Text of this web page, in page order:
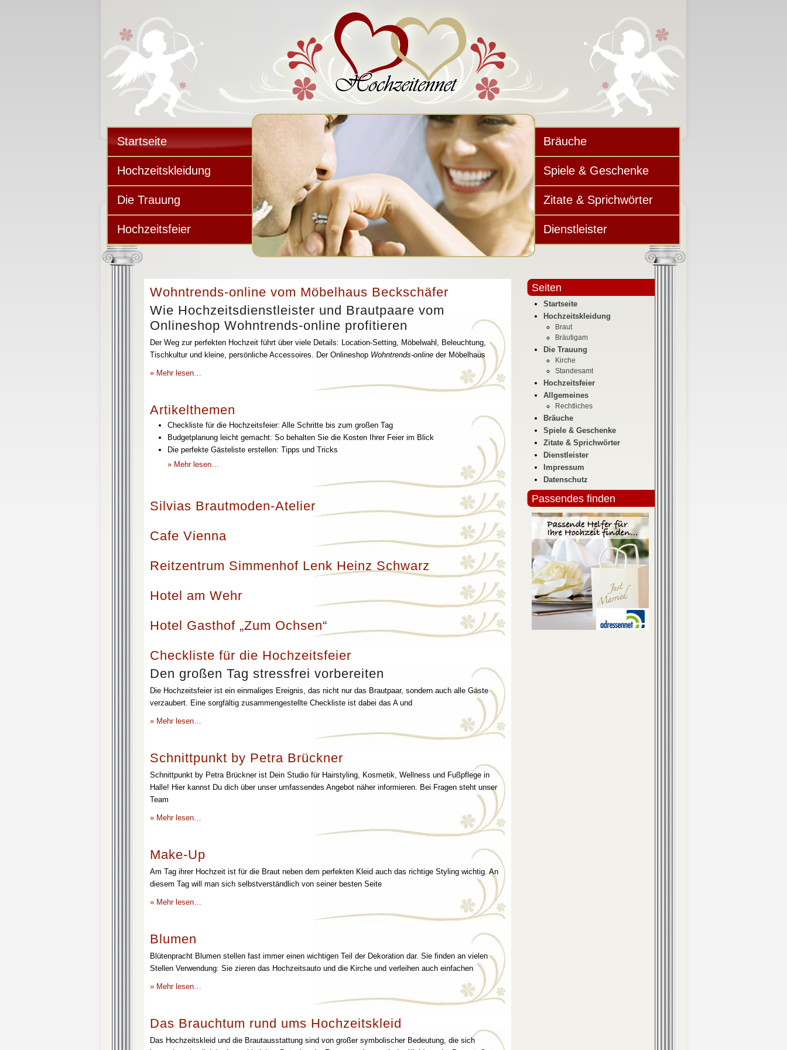
Startseite
Hochzeitskleidung
Die Trauung
Hochzeitsfeier
Bräuche
Spiele & Geschenke
Zitate & Sprichwörter
Dienstleister
Wohntrends-online vom Möbelhaus Beckschäfer
Wie Hochzeitsdienstleister und Brautpaare vom
Onlineshop Wohntrends-online profitieren
Der Weg zur perfekten Hochzeit führt über viele Details: Location-Setting, Möbelwahl, Beleuchtung,
Tischkultur und kleine, persönliche Accessoires. Der Onlineshop Wohntrends-online der Möbelhaus
» Mehr lesen…
Artikelthemen
Checkliste für die Hochzeitsfeier: Alle Schritte bis zum großen Tag
Budgetplanung leicht gemacht: So behalten Sie die Kosten Ihrer Feier im Blick
Die perfekte Gästeliste erstellen: Tipps und Tricks
» Mehr lesen…
Silvias Brautmoden-Atelier
Cafe Vienna
Reitzentrum Simmenhof Lenk Heinz Schwarz
Hotel am Wehr
Hotel Gasthof „Zum Ochsen“
Checkliste für die Hochzeitsfeier
Den großen Tag stressfrei vorbereiten
Die Hochzeitsfeier ist ein einmaliges Ereignis, das nicht nur das Brautpaar, sondern auch alle Gäste
verzaubert. Eine sorgfältig zusammengestellte Checkliste ist dabei das A und
» Mehr lesen…
Schnittpunkt by Petra Brückner
Schnittpunkt by Petra Brückner ist Dein Studio für Hairstyling, Kosmetik, Wellness und Fußpflege in
Halle! Hier kannst Du dich über unser umfassendes Angebot näher informieren. Bei Fragen steht unser
Team
» Mehr lesen…
Make-Up
Am Tag ihrer Hochzeit ist für die Braut neben dem perfekten Kleid auch das richtige Styling wichtig. An
diesem Tag will man sich selbstverständlich von seiner besten Seite
» Mehr lesen…
Blumen
Blütenpracht Blumen stellen fast immer einen wichtigen Teil der Dekoration dar. Sie finden an vielen
Stellen Verwendung: Sie zieren das Hochzeitsauto und die Kirche und verleihen auch einfachen
» Mehr lesen…
Das Brauchtum rund ums Hochzeitskleid
Das Hochzeitskleid und die Brautausstattung sind von großer symbolischer Bedeutung, die sich
Seiten
Startseite
Hochzeitskleidung
Braut
Bräutigam
Die Trauung
Kirche
Standesamt
Hochzeitsfeier
Allgemeines
Rechtliches
Bräuche
Spiele & Geschenke
Zitate & Sprichwörter
Dienstleister
Impressum
Datenschutz
Passendes finden